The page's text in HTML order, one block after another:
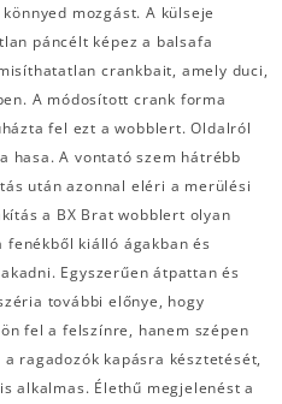
mozgást. A külseje
páncélt képez a balsafa
crankbait, amely duci,
A módosított crank forma
fel ezt a wobblert. Oldalról
hasa. A vontató szem hátrébb
után azonnal eléri a merülési
a BX Brat wobblert olyan
kiálló ágakban és
Egyszerűen átpattan és
további előnye, hogy
fel a felszínre, hanem szépen
ragadozók kapásra késztetését,
alkalmas. Élethű megjelenést a